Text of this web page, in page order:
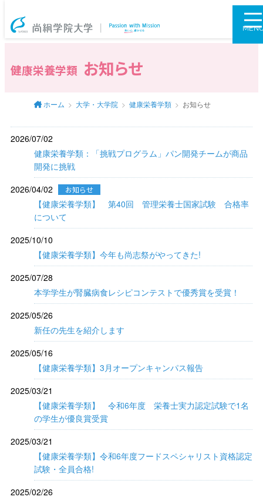
尚絅学院大学
健康栄養学類 お知らせ
ホーム 大学・大学院 健康栄養学類 お知らせ
2026/07/02
健康栄養学類：「挑戦プログラム」パン開発チームが商品
開発に挑戦
2026/04/02
お知らせ
【健康栄養学類】 第40回 管理栄養士国家試験 合格率
について
2025/10/10
【健康栄養学類】今年も尚志祭がやってきた!
2025/07/28
本学学生が腎臓病食レシピコンテストで優秀賞を受賞！
2025/05/26
新任の先生を紹介します
2025/05/16
【健康栄養学類】3月オープンキャンパス報告
2025/03/21
【健康栄養学類】 令和6年度 栄養士実力認定試験で1名
の学生が優良賞受賞
2025/03/21
【健康栄養学類】令和6年度フードスペシャリスト資格認定
試験・全員合格!
2025/02/26